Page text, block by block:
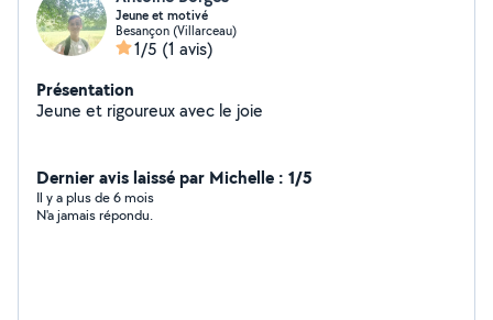
Jeune et motivé
Besançon (Villarceau)
1/5 (1 avis)
Présentation
Jeune et rigoureux avec le joie
Dernier avis laissé par Michelle : 1/5
Il y a plus de 6 mois
N'a jamais répondu.